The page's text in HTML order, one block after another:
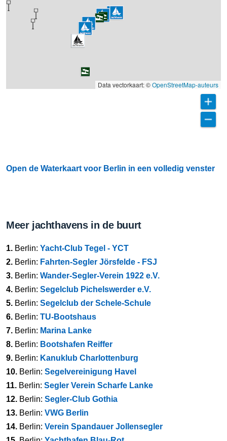
Data vectorkaart: ©OpenStreetMap-auteurs
Open de Waterkaart voor Berlin in een volledig venster
Meer jachthavens in de buurt
1. Berlin: Yacht-Club Tegel - YCT
2. Berlin: Fahrten-Segler Jörsfelde - FSJ
3. Berlin: Wander-Segler-Verein 1922 e.V.
4. Berlin: Segelclub Pichelswerder e.V.
5. Berlin: Segelclub der Schele-Schule
6. Berlin: TU-Bootshaus
7. Berlin: Marina Lanke
8. Berlin: Bootshafen Reiffer
9. Berlin: Kanuklub Charlottenburg
10. Berlin: Segelvereinigung Havel
11. Berlin: Segler Verein Scharfe Lanke
12. Berlin: Segler-Club Gothia
13. Berlin: VWG Berlin
14. Berlin: Verein Spandauer Jollensegler